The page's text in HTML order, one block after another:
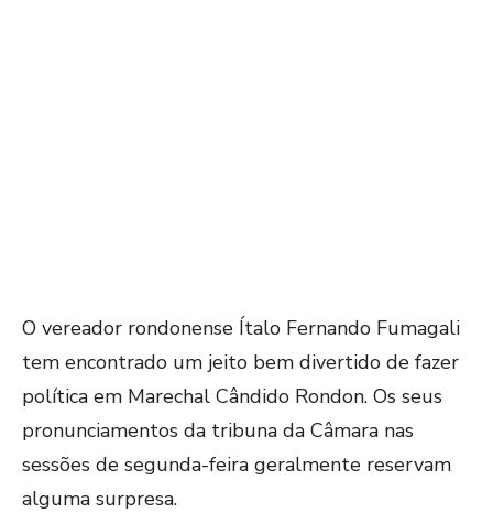
O vereador rondonense Ítalo Fernando Fumagali
tem encontrado um jeito bem divertido de fazer
política em Marechal Cândido Rondon. Os seus
pronunciamentos da tribuna da Câmara nas
sessões de segunda-feira geralmente reservam
alguma surpresa.